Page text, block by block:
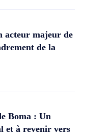
acteur majeur de
de la
Boma : Un
et à revenir vers